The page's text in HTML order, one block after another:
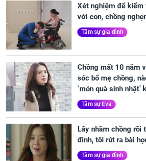
Xét nghiệm để
với con, chồng
Tâm sự gia đình
Chồng mất 10 năm
sóc bố mẹ chồng,
‘món quà sinh nhật’
Tâm sự Eva
Lấy nhầm chồng rồi
đình, tôi rút ra bài
Tâm sự gia đình